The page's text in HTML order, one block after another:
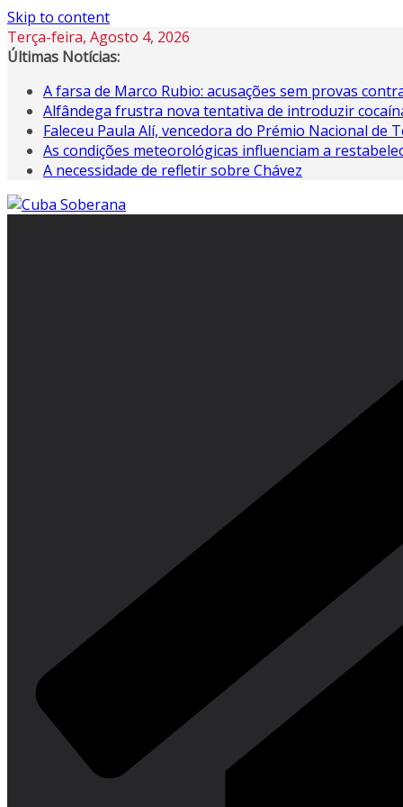
Skip to content
Terça-feira, Agosto 4, 2026
Últimas Notícias:
A farsa de Marco Rubio: acusações sem provas
Alfândega frustra nova tentativa de introduzir
Faleceu Paula Alí, vencedora do Prémio Nacional de
As condições meteorológicas influenciam a
A necessidade de refletir sobre Chávez